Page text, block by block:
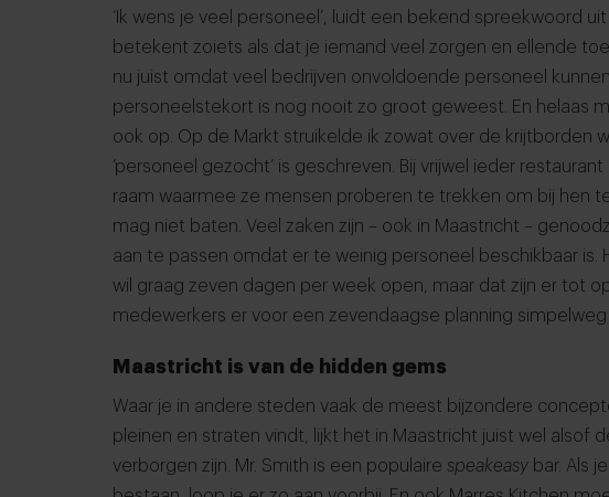
‘Ik wens je veel personeel’, luidt een bekend spreekwoord
betekent zoiets als dat je iemand veel zorgen en ellende
nu juist omdat veel bedrijven onvoldoende personeel
personeelstekort is nog nooit zo groot geweest. En helaas
ook op. Op de Markt struikelde ik zowat over de krijtborden
‘personeel gezocht’ is geschreven. Bij vrijwel ieder
raam waarmee ze mensen proberen te trekken om bij hen
mag niet baten. Veel zaken zijn – ook in Maastricht –
aan te passen omdat er te weinig personeel beschikbaar is.
wil graag zeven dagen per week open, maar dat zijn er tot
medewerkers er voor een zevendaagse planning simpelweg
Maastricht is van de hidden gems
Waar je in andere steden vaak de meest bijzondere
pleinen en straten vindt, lijkt het in Maastricht juist wel alsof
verborgen zijn. Mr. Smith is een populaire speakeasy bar. Als